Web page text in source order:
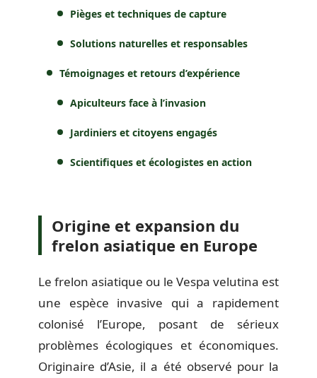
Pièges et techniques de capture
Solutions naturelles et responsables
Témoignages et retours d’expérience
Apiculteurs face à l’invasion
Jardiniers et citoyens engagés
Scientifiques et écologistes en action
Origine et expansion du
frelon asiatique en Europe
Le frelon asiatique ou le Vespa velutina est
une espèce invasive qui a rapidement
colonisé l’Europe, posant de sérieux
problèmes écologiques et économiques.
Originaire d’Asie, il a été observé pour la